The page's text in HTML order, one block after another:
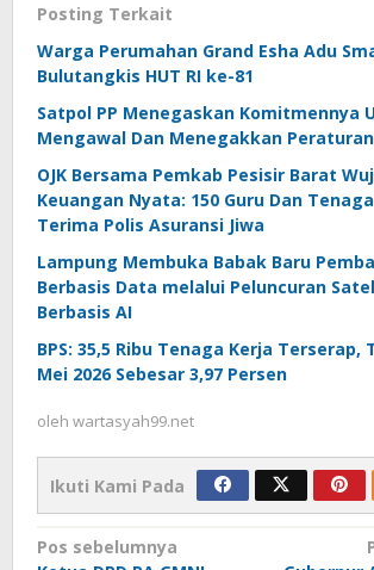
Posting Terkait
Warga Perumahan Grand Esha Adu
Bulutangkis HUT RI ke-81
Satpol PP Menegaskan Komitmennya
Mengawal Dan Menegakkan
OJK Bersama Pemkab Pesisir Barat
Keuangan Nyata: 150 Guru Dan
Terima Polis Asuransi Jiwa
Lampung Membuka Babak Baru
Berbasis Data melalui Peluncuran
Berbasis AI
BPS: 35,5 Ribu Tenaga Kerja Terserap,
Mei 2026 Sebesar 3,97 Persen
oleh wartasyah99.net
Ikuti Kami Pada
Navigasi
Pos sebelumnya